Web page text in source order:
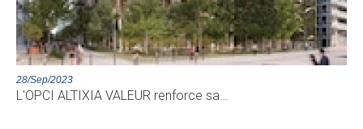
28/Sep/2023
L'OPCI ALTIXIA VALEUR renforce sa…